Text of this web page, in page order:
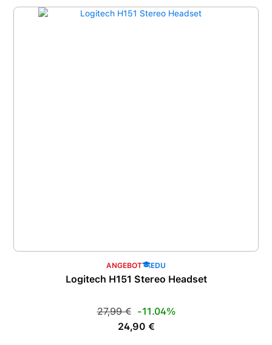
ANGEBOT EDU
Logitech H151 Stereo Headset
Verkaufspreis:
Regulärer Preis:
27,99 €
-11.04%
24,90 €